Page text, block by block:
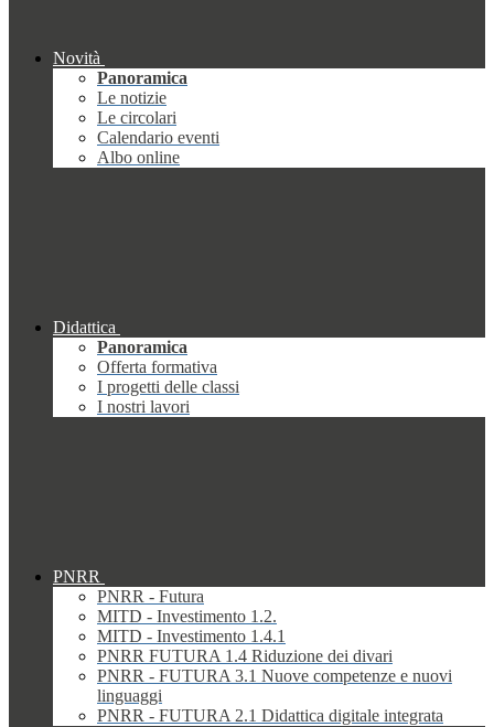
Novità
Panoramica
Le notizie
Le circolari
Calendario eventi
Albo online
Didattica
Panoramica
Offerta formativa
I progetti delle classi
I nostri lavori
PNRR
PNRR - Futura
MITD - Investimento 1.2.
MITD - Investimento 1.4.1
PNRR FUTURA 1.4 Riduzione dei divari
PNRR - FUTURA 3.1 Nuove competenze e nuovi
linguaggi
PNRR - FUTURA 2.1 Didattica digitale integrata